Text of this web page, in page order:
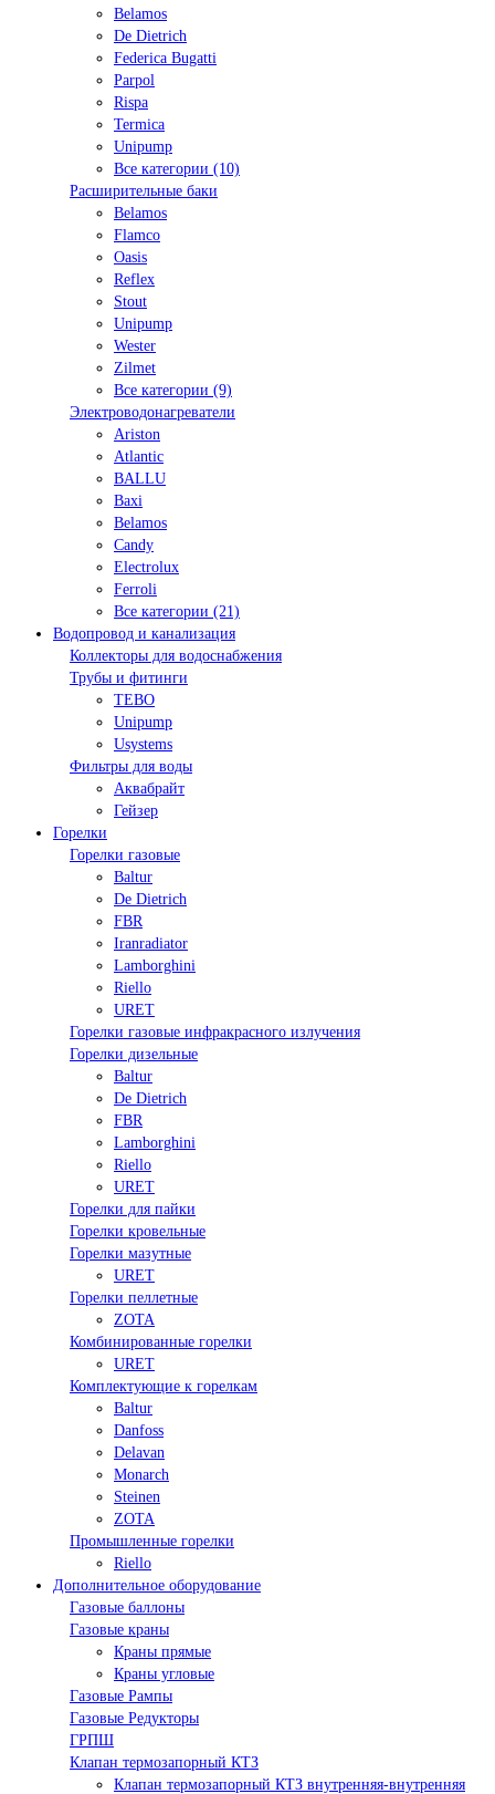
Belamos
De Dietrich
Federica Bugatti
Parpol
Rispa
Termica
Unipump
Все категории (10)
Расширительные баки
Belamos
Flamco
Oasis
Reflex
Stout
Unipump
Wester
Zilmet
Все категории (9)
Электроводонагреватели
Ariston
Atlantic
BALLU
Baxi
Belamos
Candy
Electrolux
Ferroli
Все категории (21)
Водопровод и канализация
Коллекторы для водоснабжения
Трубы и фитинги
TEBO
Unipump
Usystems
Фильтры для воды
Аквабрайт
Гейзер
Горелки
Горелки газовые
Baltur
De Dietrich
FBR
Iranradiator
Lamborghini
Riello
URET
Горелки газовые инфракрасного излучения
Горелки дизельные
Baltur
De Dietrich
FBR
Lamborghini
Riello
URET
Горелки для пайки
Горелки кровельные
Горелки мазутные
URET
Горелки пеллетные
ZOTA
Комбинированные горелки
URET
Комплектующие к горелкам
Baltur
Danfoss
Delavan
Monarch
Steinen
ZOTA
Промышленные горелки
Riello
Дополнительное оборудование
Газовые баллоны
Газовые краны
Краны прямые
Краны угловые
Газовые Рампы
Газовые Редукторы
ГРПШ
Клапан термозапорный КТЗ
Клапан термозапорный КТЗ внутренняя-внутренняя